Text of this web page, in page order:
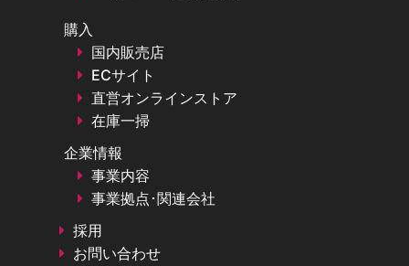
購入
国内販売店
ECサイト
直営オンラインストア
在庫一掃
企業情報
事業内容
事業拠点･関連会社
採用
お問い合わせ